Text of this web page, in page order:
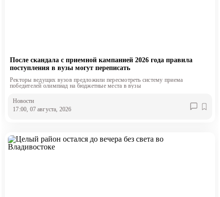
После скандала с приемной кампанией 2026 года правила
поступления в вузы могут переписать
Ректоры ведущих вузов предложили пересмотреть систему приема
победителей олимпиад на бюджетные места в вузы
Новости
17:00, 07 августа, 2026